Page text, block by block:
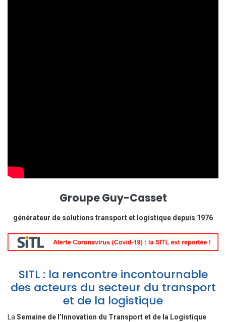
Groupe Guy-Casset
générateur de solutions transport et logistique depuis 1976
SITL : la rencontre incontournable
des acteurs du secteur du transport
et de la logistique
LaSemaine de l’Innovation du Transport et de la Logistique